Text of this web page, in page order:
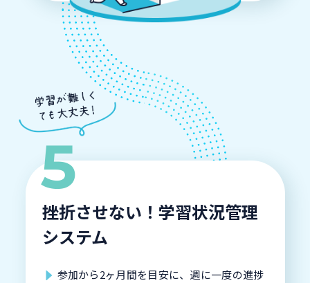
挫折させない！学習状況管理
システム
参加から2ヶ月間を目安に、週に一度の進捗